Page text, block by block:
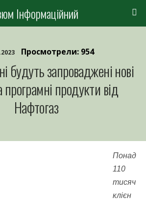
Інформаційний
Просмотрели: 954
будуть запроваджені нові
програмні продукти від
Нафтогаз
Понад
110
тисяч
клієн